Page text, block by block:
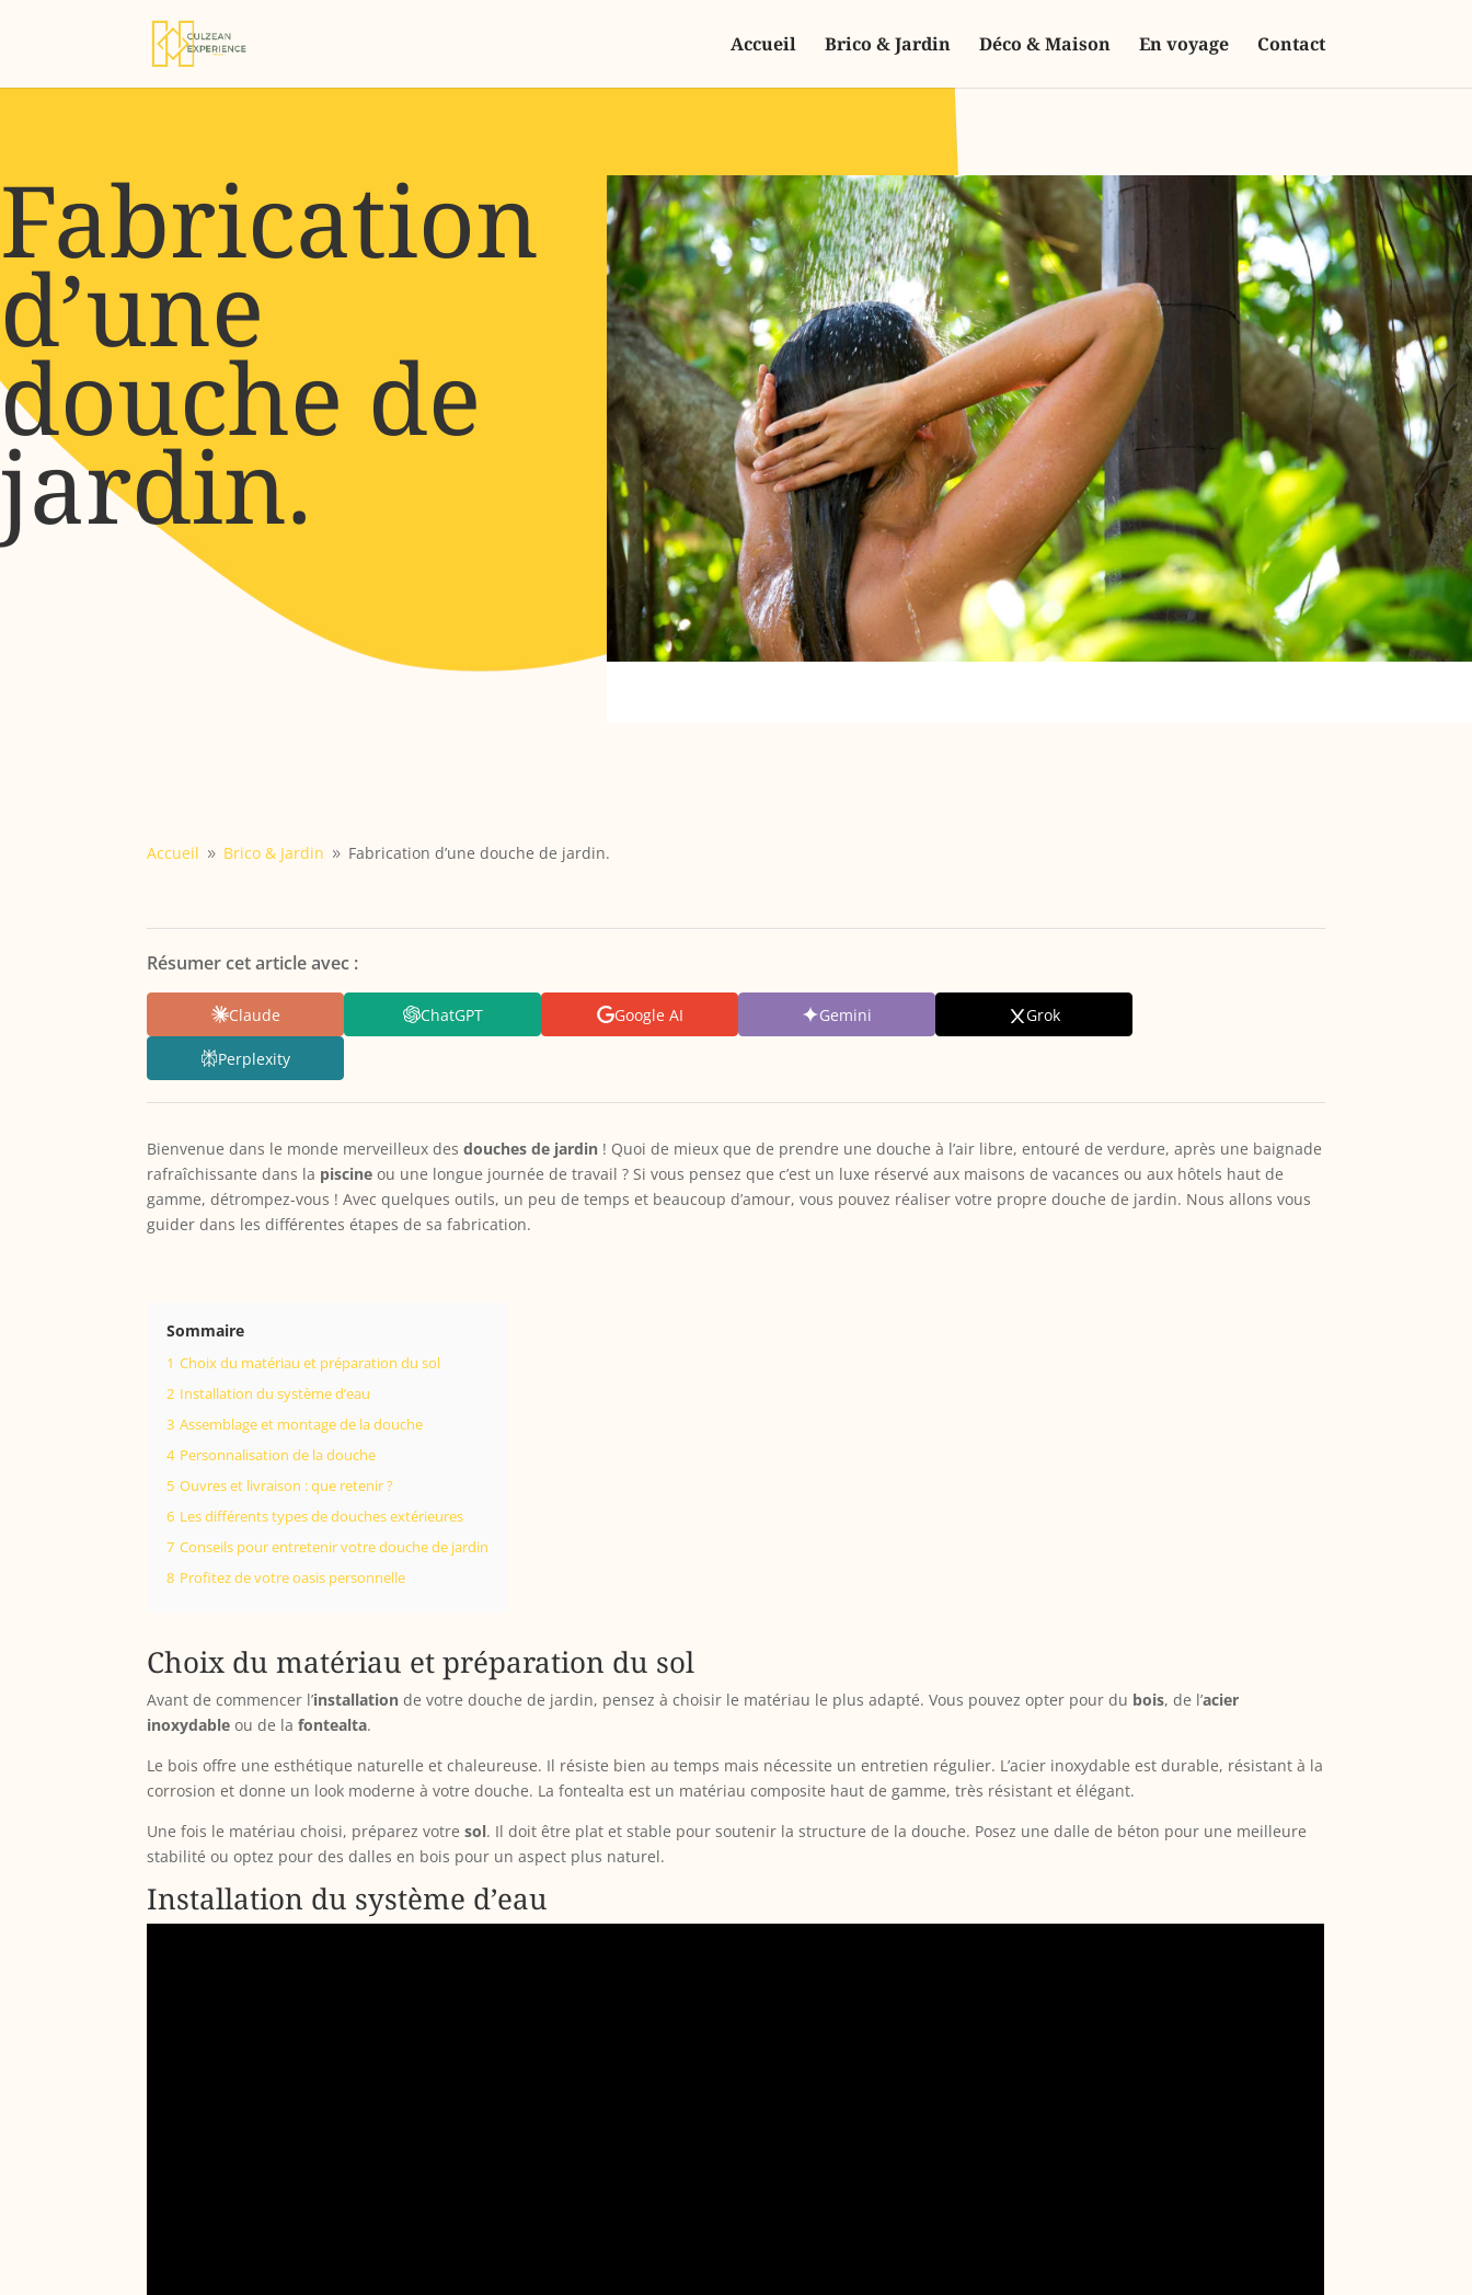
Accueil Brico & Jardin Déco & Maison En voyage Contact
Fabrication
d’une
douche de
jardin.
Accueil 9 Brico & Jardin 9 Fabrication d’une douche de jardin.
Résumer cet article avec :
Claude ChatGPT Google AI Gemini Grok
Perplexity
Bienvenue dans le monde merveilleux desdouches de jardin ! Quoi de mieux que de prendre une douche à l’air libre, entouré de verdure, après une baignade
rafraîchissante dans la piscine ou une longue journée de travail ? Si vous pensez que c’est un luxe réservé aux maisons de vacances ou aux hôtels haut de
gamme, détrompez-vous ! Avec quelques outils, un peu de temps et beaucoup d’amour, vous pouvez réaliser votre propre douche de jardin. Nous allons vous
guider dans les différentes étapes de sa fabrication.
Sommaire
1 Choix du matériau et préparation du sol
2 Installation du système d’eau
3 Assemblage et montage de la douche
4 Personnalisation de la douche
5 Ouvres et livraison : que retenir ?
6 Les différents types de douches extérieures
7 Conseils pour entretenir votre douche de jardin
8 Profitez de votre oasis personnelle
Choix du matériau et préparation du sol
Avant de commencer l’installation de votre douche de jardin, pensez à choisir le matériau le plus adapté. Vous pouvez opter pour du bois, de l’acier
inoxydable ou de lafontealta.
Le bois offre une esthétique naturelle et chaleureuse. Il résiste bien au temps mais nécessite un entretien régulier. L’acier inoxydable est durable, résistant à la
corrosion et donne un look moderne à votre douche. La fontealta est un matériau composite haut de gamme, très résistant et élégant.
Une fois le matériau choisi, préparez votresol. Il doit être plat et stable pour soutenir la structure de la douche. Posez une dalle de béton pour une meilleure
stabilité ou optez pour des dalles en bois pour un aspect plus naturel.
Installation du système d’eau